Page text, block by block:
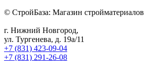
© СтройБаза: Магазин стройматериалов
г. Нижний Новгород,
ул. Тургенева, д. 19а/11
+7 (831) 423-09-04
+7 (831) 291-26-08